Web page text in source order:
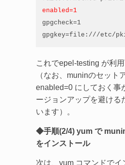
enabled=1
gpgcheck=1
gpgkey=file:///etc/pki/
これでepel-testing が利
（なお、muninのセット
enabled=0 にしておく事
ージョンアップを避ける
います）。
◆手順(2/4) yum で
をインストール
次は、yum コマンドでイ